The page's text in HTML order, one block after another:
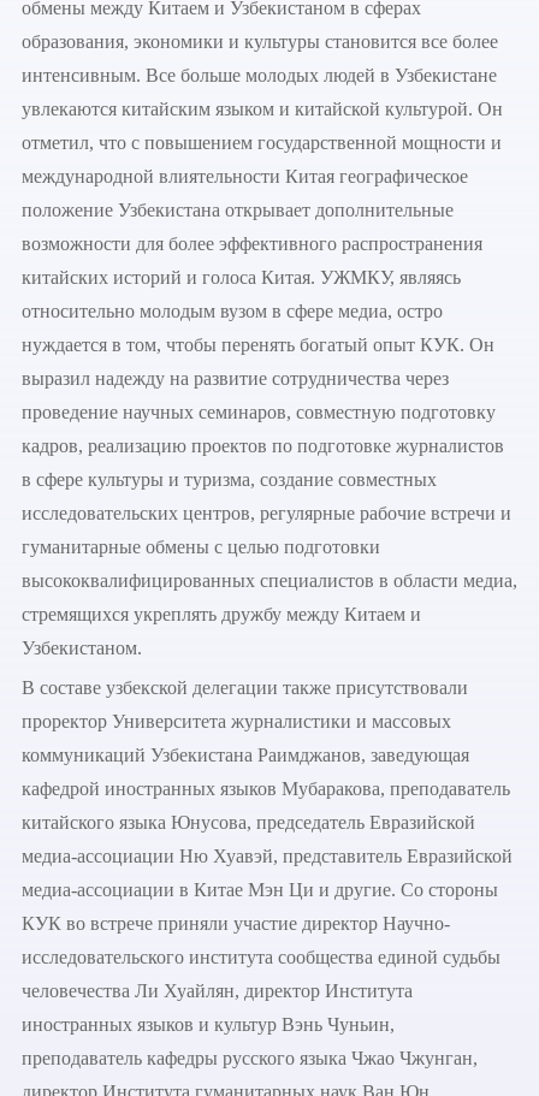
обмены между Китаем и Узбекистаном в сферах
образования, экономики и культуры становится все более
интенсивным. Все больше молодых людей в Узбекистане
увлекаются китайским языком и китайской культурой. Он
отметил, что с повышением государственной мощности и
международной влиятельности Китая географическое
положение Узбекистана открывает дополнительные
возможности для более эффективного распространения
китайских историй и голоса Китая. УЖМКУ, являясь
относительно молодым вузом в сфере медиа, остро
нуждается в том, чтобы перенять богатый опыт КУК. Он
выразил надежду на развитие сотрудничества через
проведение научных семинаров, совместную подготовку
кадров, реализацию проектов по подготовке журналистов
в сфере культуры и туризма, создание совместных
исследовательских центров, регулярные рабочие встречи и
гуманитарные обмены с целью подготовки
высококвалифицированных специалистов в области медиа,
стремящихся укреплять дружбу между Китаем и
Узбекистаном.
В составе узбекской делегации также присутствовали
проректор Университета журналистики и массовых
коммуникаций Узбекистана Раимджанов, заведующая
кафедрой иностранных языков Мубаракова, преподаватель
китайского языка Юнусова, председатель Евразийской
медиа-ассоциации Ню Хуавэй, представитель Евразийской
медиа-ассоциации в Китае Мэн Ци и другие. Со стороны
КУК во встрече приняли участие директор Научно-
исследовательского института сообщества единой судьбы
человечества Ли Хуайлян, директор Института
иностранных языков и культур Вэнь Чуньин,
преподаватель кафедры русского языка Чжао Чжунган,
директор Института гуманитарных наук Ван Юн,